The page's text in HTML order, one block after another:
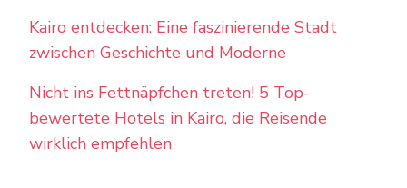
Kairo entdecken: Eine faszinierende Stadt
zwischen Geschichte und Moderne
Nicht ins Fettnäpfchen treten! 5 Top-
bewertete Hotels in Kairo, die Reisende
wirklich empfehlen